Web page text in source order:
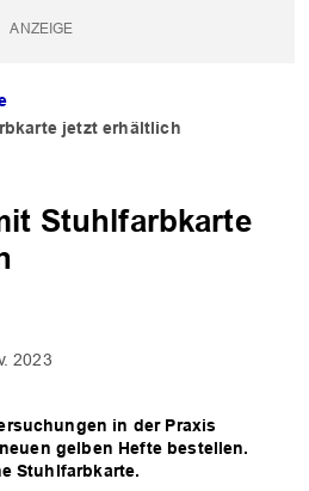
jetzt erhältlich
Stuhlfarbkarte
2023
in der Praxis
gelben Hefte bestellen.
Stuhlfarbkarte.